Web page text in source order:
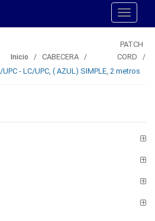
Toggle
Inicio CABECERA
PATCH
CORD
UPC - LC/UPC, ( AZUL) SIMPLE, 2 metros